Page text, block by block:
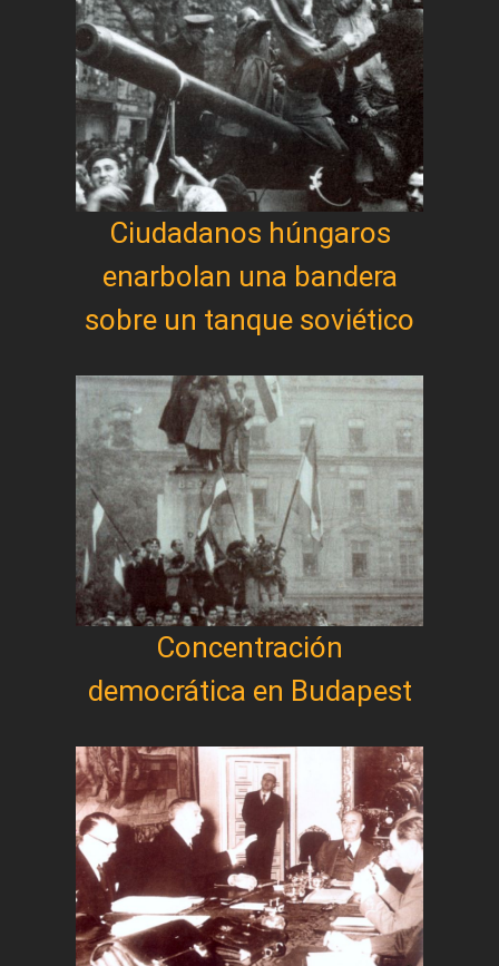
Ciudadanos húngaros
enarbolan una bandera
sobre un tanque soviético
Concentración
democrática en Budapest